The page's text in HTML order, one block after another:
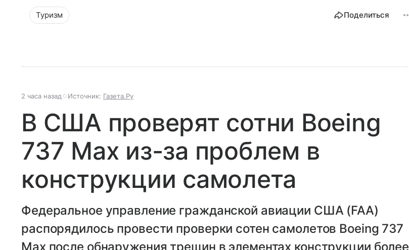
Туризм Поделиться
2 часа назад Источник: Газета.Ру
В США проверят сотни Boeing
737 Max из-за проблем в
конструкции самолета
Федеральное управление гражданской авиации США (FAA)
распорядилось провести проверки сотен самолетов Boeing 737
Max после обнаружения трещин в элементах конструкции более